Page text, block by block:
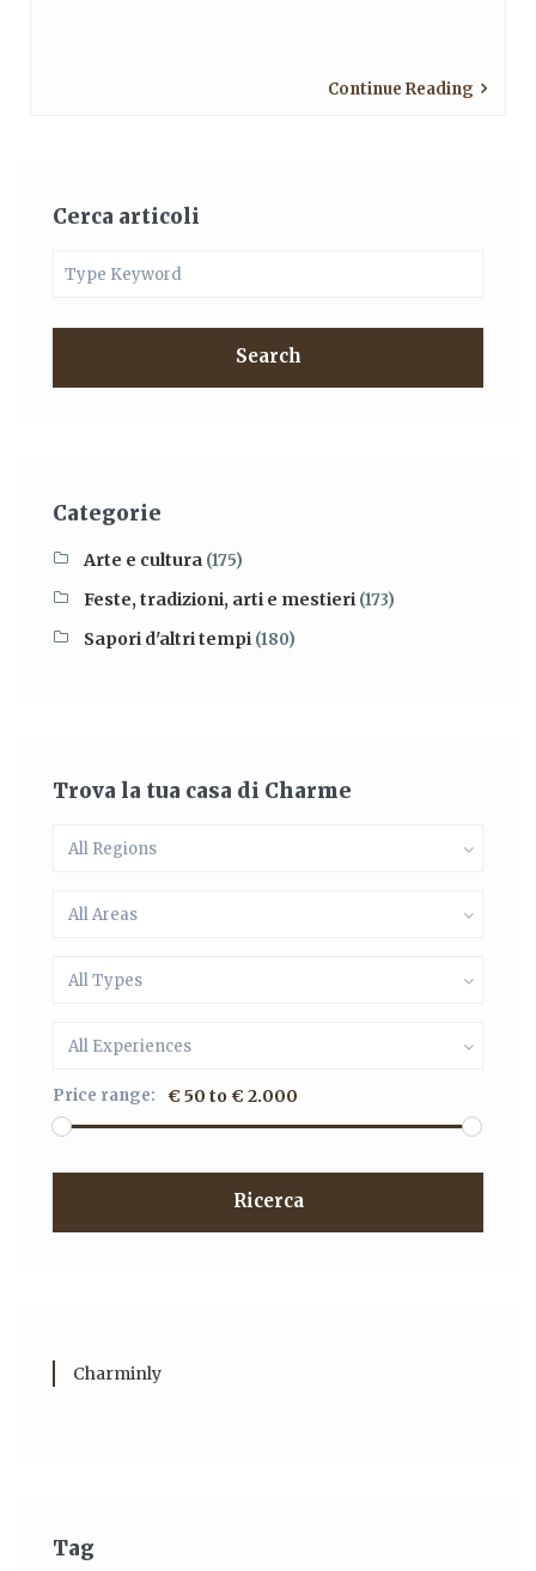
Continue Reading
Cerca articoli
Search
Categorie
Arte e cultura (175)
Feste, tradizioni, arti e mestieri (173)
Sapori d'altri tempi (180)
Trova la tua casa di Charme
All Regions
All Areas
All Types
All Experiences
Price range: € 50 to € 2.000
Ricerca
Charminly
Tag